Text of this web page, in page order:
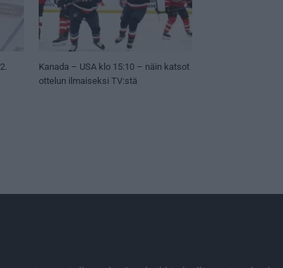
Kanada – USA klo 15:10 – näin katsot
ottelun ilmaiseksi TV:stä